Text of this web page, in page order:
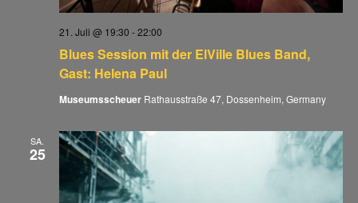
Blues Session mit der ElVille Blues Band,
Gast: Helena Paul
21. Juli @ 19:30 -22:00
Museumsscheuer Rathausstraße 47, Dossenheim, Germany
SA.
25